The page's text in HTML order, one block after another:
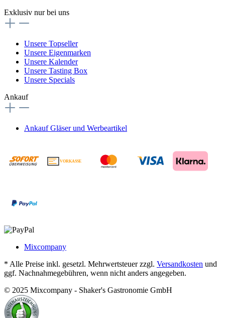
Exklusiv nur bei uns
Unsere Topseller
Unsere Eigenmarken
Unsere Kalender
Unsere Tasting Box
Unsere Specials
Ankauf
Ankauf Gläser und Werbeartikel
VORKASSE
Mixcompany
* Alle Preise inkl. gesetzl. Mehrwertsteuer zzgl. Versandkosten und
ggf. Nachnahmegebühren, wenn nicht anders angegeben.
© 2025 Mixcompany - Shaker's Gastronomie GmbH